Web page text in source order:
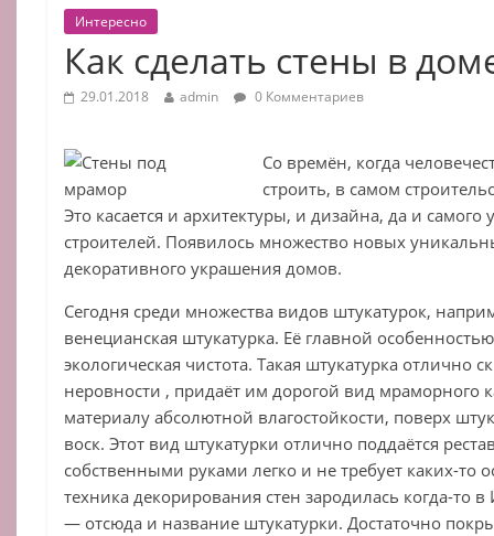
Интересно
Как сделать стены в
29.01.2018 admin 0 Комментариев
Со времён, когда
строить, в самом
Это касается и архитектуры, и дизайна, да и самого
строителей. Появилось множество новых
декоративного украшения домов.
Сегодня среди множества видов штукатурок,
венецианская штукатурка. Её главной
экологическая чистота. Такая штукатурка отлично
неровности , придаёт им дорогой вид мраморного
материалу абсолютной влагостойкости, поверх
воск. Этот вид штукатурки отлично поддаётся
собственными руками легко и не требует каких-то
техника декорирования стен зародилась когда-то
— отсюда и название штукатурки. Достаточно